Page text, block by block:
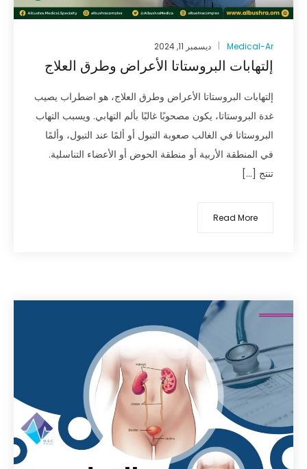
Medical-Ar ديسمبر 11, 2024
إلتهابات البروستاتا الأعراض وطرق العلاج
إلتهابات البروستاتا الأعراض وطرق العلاج، هو اضطراب يصيب
غدة البروستاتا، يكون مصحوبًا غالبًا بألم التهابي. ويسبب التهاب
البروستاتا في الغالب صعوبة التبول أو ألمًا عند التبول، وألمًا
في المنطقة الأربية أو منطقة الحوض أو الأعضاء التناسلية.
تنتج […]
Read More